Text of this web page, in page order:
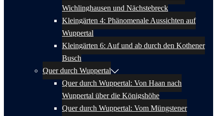
Wichlinghausen und Nächstebreck
Kleingärten 4: Phänomenale Aussichten auf
Wuppertal
Kleingärten 6: Auf und ab durch den Kothener
Busch
Quer durch Wuppertal
Quer durch Wuppertal: Von Haan nach
Wuppertal über die Königshöhe
Quer durch Wuppertal: Vom Müngstener